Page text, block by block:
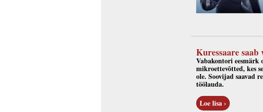
Kuressaare
Vabakontori
mikroettevõtted, kes
ole. Soovijad saavad
töölauda.
Loe lisa ›